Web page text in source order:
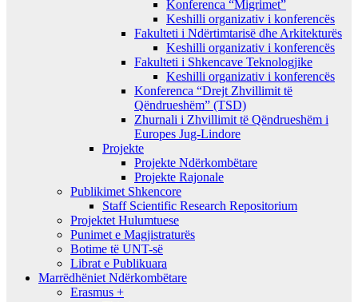
Konferenca “Migrimet”
Keshilli organizativ i konferencës
Fakulteti i Ndërtimtarisë dhe Arkitekturës
Keshilli organizativ i konferencës
Fakulteti i Shkencave Teknologjike
Keshilli organizativ i konferencës
Konferenca “Drejt Zhvillimit të
Qëndrueshëm” (TSD)
Zhurnali i Zhvillimit të Qëndrueshëm i
Europes Jug-Lindore
Projekte
Projekte Ndërkombëtare
Projekte Rajonale
Publikimet Shkencore
Staff Scientific Research Repositorium
Projektet Hulumtuese
Punimet e Magjistraturës
Botime të UNT-së
Librat e Publikuara
Marrëdhëniet Ndërkombëtare
Erasmus +